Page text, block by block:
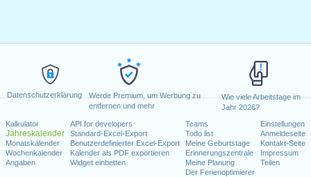
Datenschutzerklärung
Werde Premium, um Werbung zu
entfernen und mehr
Wie viele Arbeitstage im
Jahr 2026?
Kalkulator
Jahreskalender
Monatskalender
Wochenkalender
Angaben
API for developers
Standard-Excel-Export
Benutzerdefinierter Excel-Export
Kalender als PDF exportieren
Widget einbetten
Teams
Todo list
Meine Geburtstage
Erinnerungszentrale
Meine Planung
Der Ferienoptimierer
Einstellungen
Anmeldeseite
Kontakt-Seite
Impressum
Teilen